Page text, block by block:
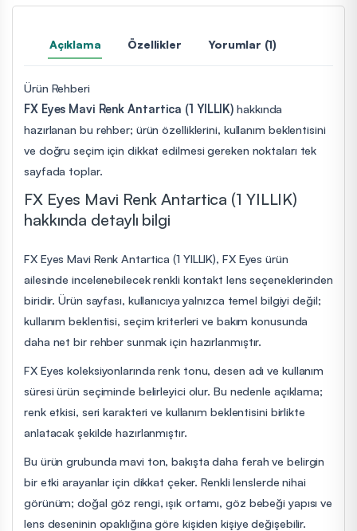
Açıklama Özellikler Yorumlar (1)
Ürün Rehberi
FX Eyes Mavi Renk Antartica (1 YILLIK) hakkında
hazırlanan bu rehber; ürün özelliklerini, kullanım beklentisini
ve doğru seçim için dikkat edilmesi gereken noktaları tek
sayfada toplar.
FX Eyes Mavi Renk Antartica (1 YILLIK)
hakkında detaylı bilgi
FX Eyes Mavi Renk Antartica (1 YILLIK), FX Eyes ürün
ailesinde incelenebilecek renkli kontakt lens seçeneklerinden
biridir. Ürün sayfası, kullanıcıya yalnızca temel bilgiyi değil;
kullanım beklentisi, seçim kriterleri ve bakım konusunda
daha net bir rehber sunmak için hazırlanmıştır.
FX Eyes koleksiyonlarında renk tonu, desen adı ve kullanım
süresi ürün seçiminde belirleyici olur. Bu nedenle açıklama;
renk etkisi, seri karakteri ve kullanım beklentisini birlikte
anlatacak şekilde hazırlanmıştır.
Bu ürün grubunda mavi ton, bakışta daha ferah ve belirgin
bir etki arayanlar için dikkat çeker. Renkli lenslerde nihai
görünüm; doğal göz rengi, ışık ortamı, göz bebeği yapısı ve
lens deseninin opaklığına göre kişiden kişiye değişebilir.